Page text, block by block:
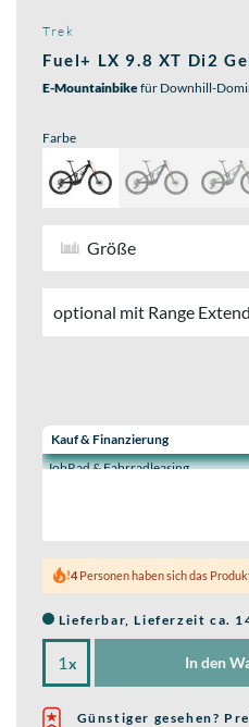
Trek
Fuel+ LX 9.8 XT Di2
E-Mountainbikefür Downhill-
Farbe
Größe
optional mit Range
Wähle eine
Kauf & Finanzierung
JobRad & Fahrradleasing
4Personen haben sich das
Lieferbar, Lieferzeit ca.
x In den
Günstiger gesehen?